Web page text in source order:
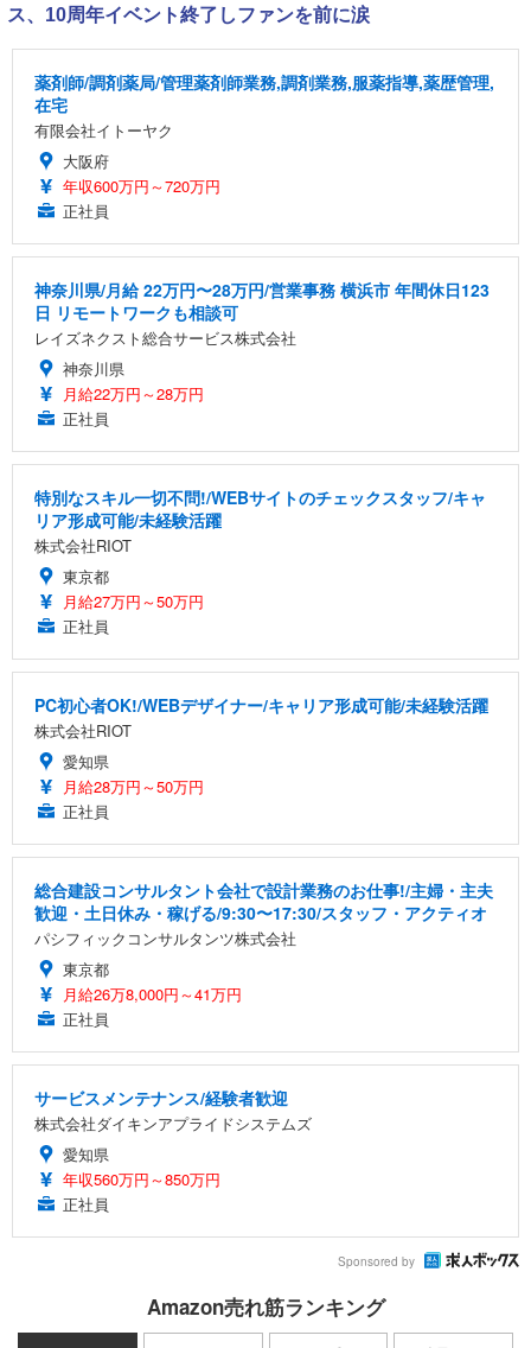
ス、10周年イベント終了しファンを前に涙
薬剤師/調剤薬局/管理薬剤師業務,調剤業務,服薬指導,薬歴管理,
在宅
有限会社イトーヤク
大阪府
年収600万円～720万円
正社員
神奈川県/月給 22万円〜28万円/営業事務 横浜市 年間休日123
日 リモートワークも相談可
レイズネクスト総合サービス株式会社
神奈川県
月給22万円～28万円
正社員
特別なスキル一切不問!/WEBサイトのチェックスタッフ/キャ
リア形成可能/未経験活躍
株式会社RIOT
東京都
月給27万円～50万円
正社員
PC初心者OK!/WEBデザイナー/キャリア形成可能/未経験活躍
株式会社RIOT
愛知県
月給28万円～50万円
正社員
総合建設コンサルタント会社で設計業務のお仕事!/主婦・主夫
歓迎・土日休み・稼げる/9:30〜17:30/スタッフ・アクティオ
パシフィックコンサルタンツ株式会社
東京都
月給26万8,000円～41万円
正社員
サービスメンテナンス/経験者歓迎
株式会社ダイキンアプライドシステムズ
愛知県
年収560万円～850万円
正社員
Sponsored by
Amazon売れ筋ランキング